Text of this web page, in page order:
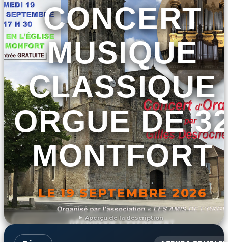
Aperçu de la description
CONCERT
MUSIQUE
CLASSIQUE
ORGUE DE
MONTFORT
LE 19 SEPTEMBRE 2026
DÉCOUVRIR L'ÉVÉNEMENT